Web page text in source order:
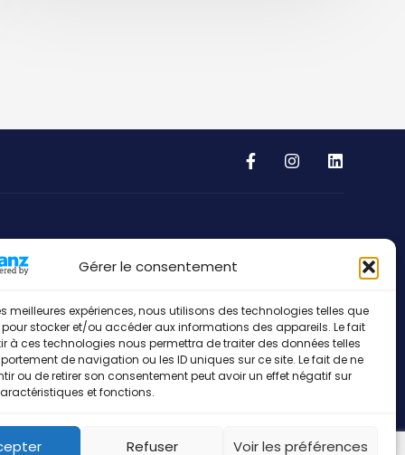
Gérer le consentement
meilleures expériences, nous utilisons des technologies telles que
stocker et/ou accéder aux informations des appareils. Le fait
à ces technologies nous permettra de traiter des données telles
de navigation ou les ID uniques sur ce site. Le fait de ne
ou de retirer son consentement peut avoir un effet négatif sur
et fonctions.
Refuser Voir les préférences
Address
53, Gruuss-Strooss
L-9991 Weiswampach
Grand-Duché de Luxembourg